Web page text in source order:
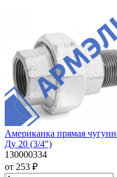
Американка прямая
Ду 20 (3/4")
130000334
от 253 ₽